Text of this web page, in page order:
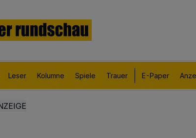
Leser Kolumne Spiele Trauer E-Paper